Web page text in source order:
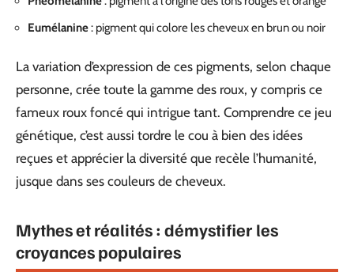
Eumélanine: pigment qui colore les cheveux en brun ou noir
La variation d’expression de ces pigments, selon chaque
personne, crée toute la gamme des roux, y compris ce
fameux roux foncé qui intrigue tant. Comprendre ce jeu
génétique, c’est aussi tordre le cou à bien des idées
reçues et apprécier la diversité que recèle l’humanité,
jusque dans ses couleurs de cheveux.
Mythes et réalités : démystifier les
croyances populaires